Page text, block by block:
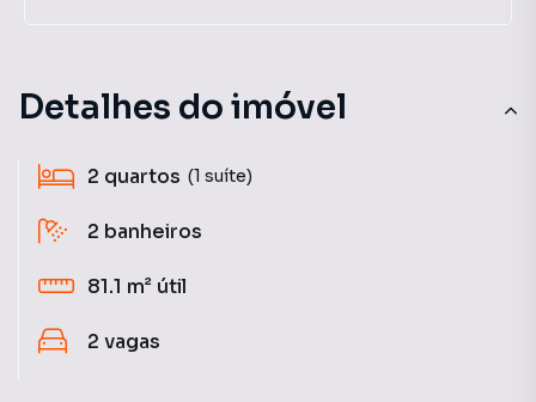
Detalhes do imóvel
2 quartos (1 suíte)
2 banheiros
81.1 m² útil
2 vagas